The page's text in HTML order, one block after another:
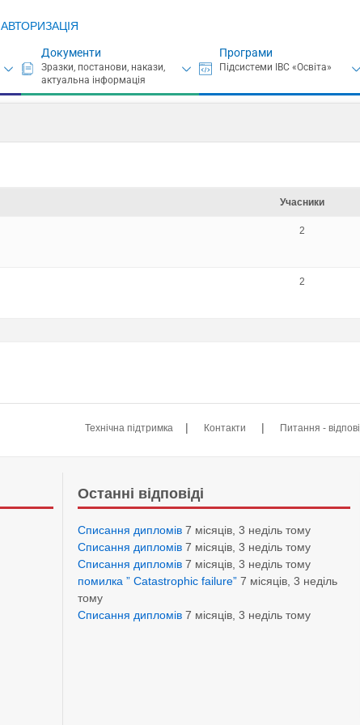
АВТОРИЗАЦІЯ
Документи Програми
Учасники
2
2
Технічна підтримка | Контакти | Питання -
Останні відповіді
Списання дипломів 7 місяців, 3 неділь тому
Списання дипломів 7 місяців, 3 неділь тому
Списання дипломів 7 місяців, 3 неділь тому
помилка ” Catastrophic failure” 7 місяців, 3 неділь
тому
Списання дипломів 7 місяців, 3 неділь тому